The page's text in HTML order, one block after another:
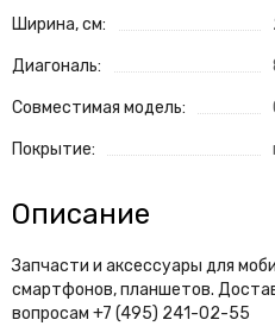
Ширина, см:
Диагональ:
Совместимая модель:
Покрытие:
Описание
Запчасти и аксессуары для
смартфонов, планшетов.
вопросам +7 (495) 241-02-55